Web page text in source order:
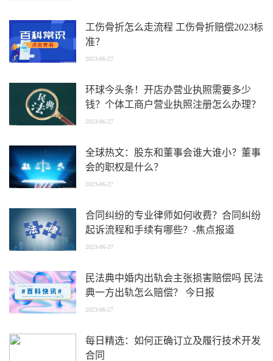
工伤骨折怎么走流程 工伤骨折赔偿2023标
准？
2023-06-27
环球今头条！开店办营业执照需要多少
钱？个体工商户营业执照注册怎么办理？
2023-06-27
全球热文：股东和董事会谁大谁小？董事
会的职权是什么？
2023-06-27
合同纠纷的专业律师如何收费？合同纠纷
起诉流程和手续有哪些？-焦点报道
2023-06-27
民法典中婚内出轨会主张损害赔偿吗 民法
典一方出轨怎么赔偿？ 今日报
2023-06-27
每日精选：如何正确订立及履行技术开发
合同